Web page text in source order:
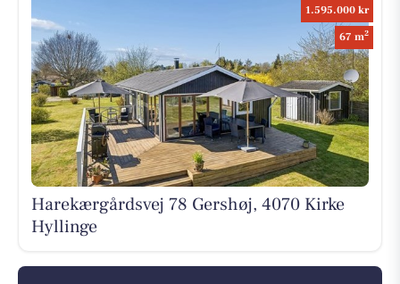
1.595.000 kr
67 m2
Harekærgårdsvej 78 Gershøj, 4070 Kirke
Hyllinge